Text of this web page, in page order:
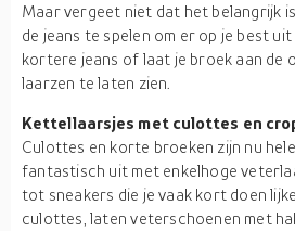
Maar vergeet niet dat het belangrijk
de jeans te spelen om er op je best
kortere jeans of laat je broek aan de
laarzen te laten zien.
Kettellaarsjes met culottes en
Culottes en korte broeken zijn nu
fantastisch uit met enkelhoge
tot sneakers die je vaak kort doen
culottes, laten veterschoenen met